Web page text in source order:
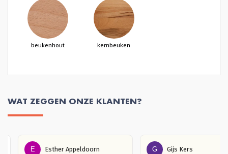
beukenhout kernbeuken
WAT ZEGGEN ONZE KLANTEN?
E Esther Appeldoorn G Gijs Kers